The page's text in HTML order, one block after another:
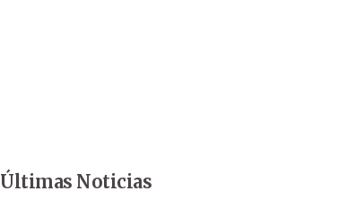
Últimas Noticias